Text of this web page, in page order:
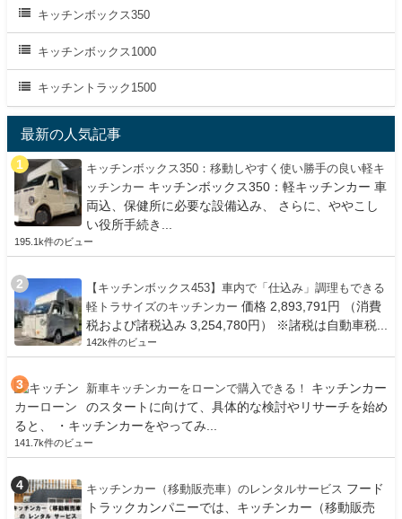
キッチンボックス350
キッチンボックス1000
キッチントラック1500
最新の人気記事
キッチンボックス350：移動しやすく使い勝手の良い軽キ
ッチンカー キッチンボックス350：軽キッチンカー 車
両込、保健所に必要な設備込み、 さらに、ややこし
い役所手続き...
195.1k件のビュー
【キッチンボックス453】車内で「仕込み」調理もできる
軽トラサイズのキッチンカー 価格 2,893,791円 （消費
税および諸税込み 3,254,780円） ※諸税は自動車税...
142k件のビュー
新車キッチンカーをローンで購入できる！
キッチンカー
のスタートに向けて、具体的な検討やリサーチを始め
ると、 ・キッチンカーをやってみ...
141.7k件のビュー
キッチンカー（移動販売車）のレンタルサービス フード
トラックカンパニーでは、キッチンカー（移動販売